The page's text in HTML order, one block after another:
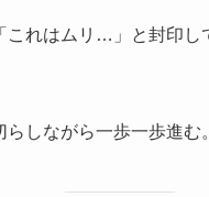
れはムリ…」と封印し
しながら一歩一歩進む。